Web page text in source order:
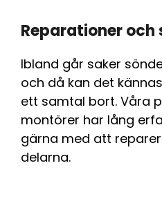
Reparationer och
Ibland går saker
och då kan det
ett samtal bort. Våra
montörer har lång
gärna med att
delarna.